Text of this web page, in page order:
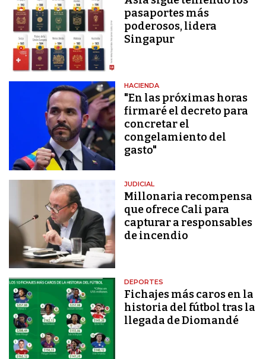
pasaportes más
poderosos, lidera
Singapur
HACIENDA
"En las próximas horas
firmaré el decreto para
concretar el
congelamiento del
gasto"
JUDICIAL
Millonaria recompensa
que ofrece Cali para
capturar a responsables
de incendio
DEPORTES
Fichajes más caros en la
historia del fútbol tras la
llegada de Diomandé